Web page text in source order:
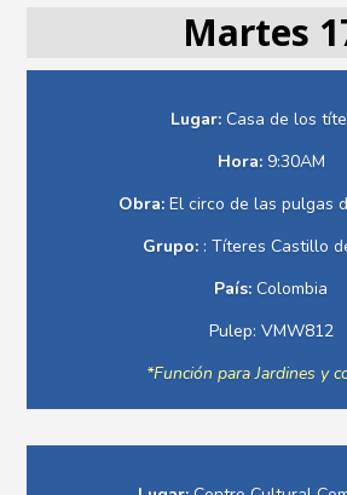
Martes
Lugar: Casa de los
Hora:9:30AM
Obra: El circo de las pulgas
Grupo:: Títeres Castillo
País: Colombia
Pulep: VMW812
*Función para Jardines y